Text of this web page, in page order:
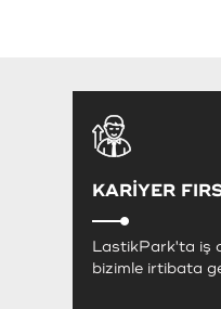
KARİYER
LastikPark'ta iş
bizimle irtibata